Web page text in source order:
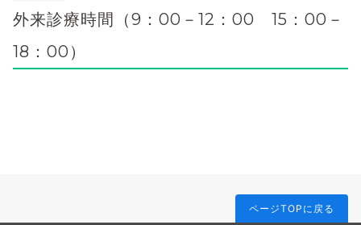
外来診療時間（9：00－12：00 15：00－
18：00）
ページTOPに戻る